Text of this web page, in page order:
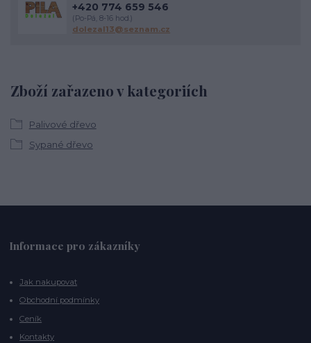
Zboží zařazeno v kategoriích
Palivové dřevo
Sypané dřevo
+420 774 659 546
(Po-Pá, 8-16 hod.)
dolezal13@seznam.cz
Informace pro zákazníky
Jak nakupovat
Obchodní podmínky
Ceník
Kontakty